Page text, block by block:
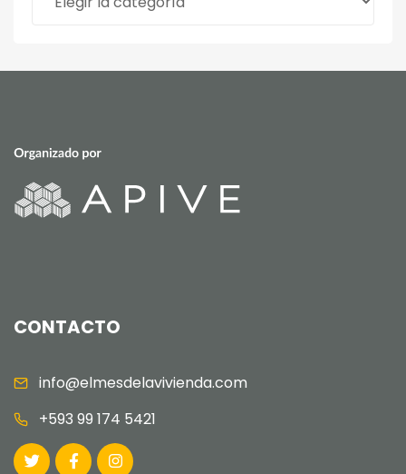
CONTACTO
info@elmesdelavivienda.com
+593 99 174 5421